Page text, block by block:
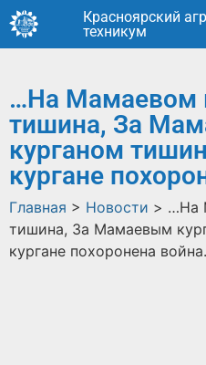
Красноярский
техникум
…На Мамаевом
тишина, За
курганом
кургане
Главная > Новости > …На
тишина, За Мамаевым
кургане похоронена